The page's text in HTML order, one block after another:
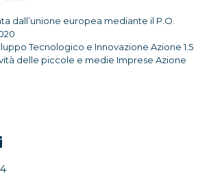
dall’unione europea mediante il P.O.
Tecnologico e Innovazione Azione 1.5
delle piccole e medie Imprese Azione